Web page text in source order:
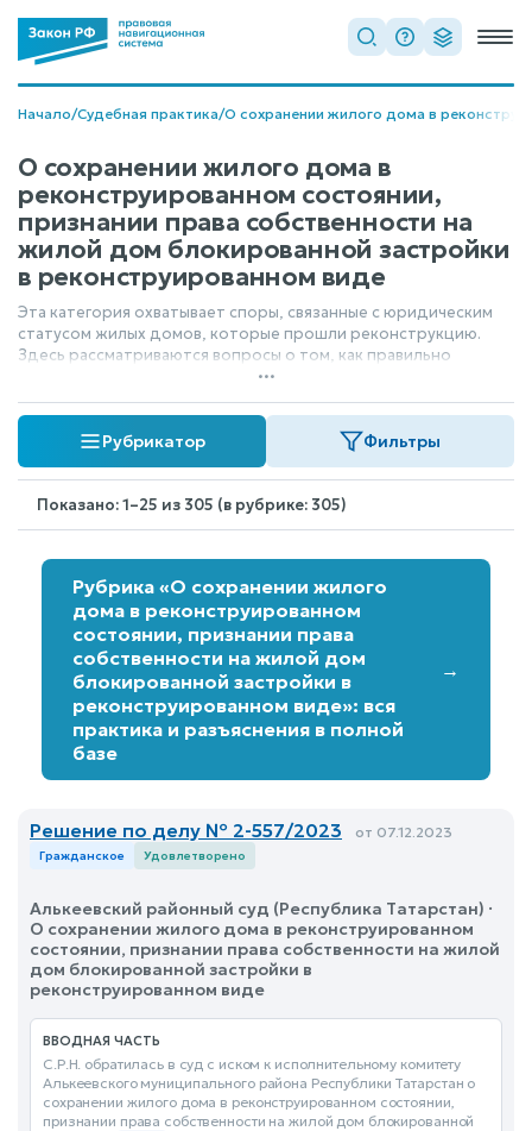
Начало/Судебная практика/О сохранении жилого дома в
О сохранении жилого дома в
реконструированном состоянии,
признании права собственности на
жилой дом блокированной застройки
в реконструированном виде
Эта категория охватывает споры, связанные с юридическим
статусом жилых домов, которые прошли реконструкцию.
Здесь рассматриваются вопросы о том, как правильно
оформить право собственности на дом, если он является
частью блокированной застройки, и как обеспечить его
сохранение в измененном, реконструированном виде.
Судебные акты в этой области касаются признания
законности изменений и закрепления прав собственника на
обновленный объект.
...
Рубрикатор Фильтры
Показано: 1–25 из 305 (в рубрике: 305)
Рубрика «О сохранении жилого
дома в реконструированном
состоянии, признании права
собственности на жилой дом
блокированной застройки в
реконструированном виде»: вся
практика и разъяснения в полной
базе
→
Решение по делу № 2-557/2023 от 07.12.2023
Гражданское Удовлетворено
Алькеевский районный суд (Республика Татарстан) ·
О сохранении жилого дома в реконструированном
состоянии, признании права собственности на жилой
дом блокированной застройки в
реконструированном виде
ВВОДНАЯ ЧАСТЬ
С.Р.Н. обратилась в суд с иском к исполнительному комитету
Алькеевского муниципального района Республики Татарстан о
сохранении жилого дома в реконструированном состоянии,
признании права собственности на жилой дом блокированной